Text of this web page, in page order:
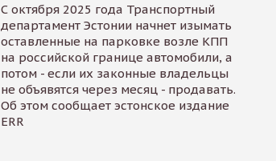
С октября 2025 года Транспортный
департамент Эстонии начнет изымать
оставленные на парковке возле КПП
на российской границе автомобили, а
потом - если их законные владельцы
не объявятся через месяц - продавать.
Об этом сообщает эстонское издание
ERR